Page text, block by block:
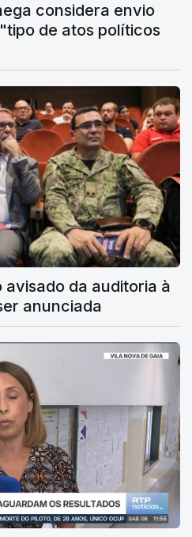
considera envio
de atos políticos
avisado da auditoria à
anunciada